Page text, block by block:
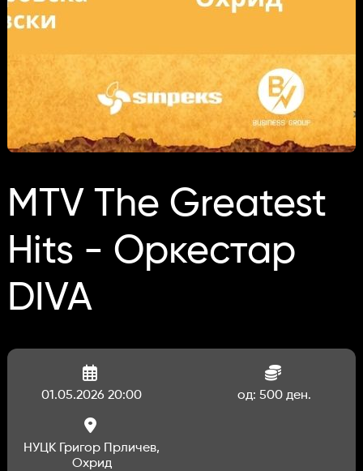
MTV The Greatest
Hits - Оркестар
DIVA
01.05.2026 20:00 од: 500 ден.
НУЦК Григор Прличев,
Охрид